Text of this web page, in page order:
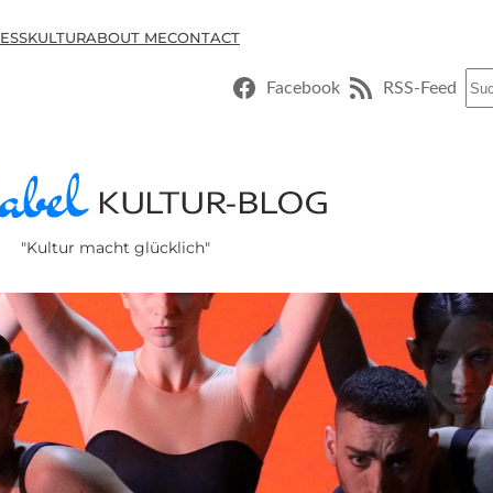
ESSKULTURABOUT MECONTACT
Facebook RSS-Feed
"Kultur macht glücklich"